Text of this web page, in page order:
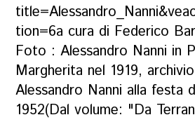
tion=6a cura di Federico
Foto : Alessandro Nanni in
Margherita nel 1919,
Alessandro Nanni alla festa
1952(Dal volume: "Da